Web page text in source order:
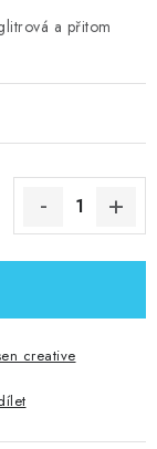
a přitom
creative